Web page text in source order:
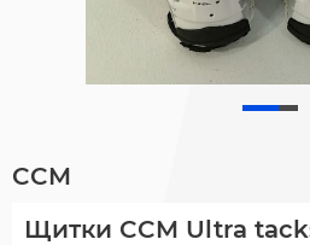
CCM
Щитки CCM Ultra